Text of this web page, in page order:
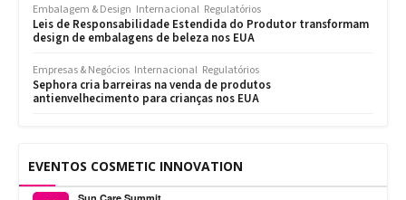
Embalagem & Design Internacional Regulatórios
Leis de Responsabilidade Estendida do Produtor transformam
design de embalagens de beleza nos EUA
Empresas & Negócios Internacional Regulatórios
Sephora cria barreiras na venda de produtos
antienvelhecimento para crianças nos EUA
EVENTOS COSMETIC INNOVATION